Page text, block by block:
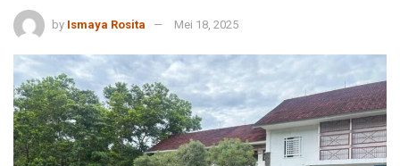
by Ismaya Rosita Mei 18, 2025